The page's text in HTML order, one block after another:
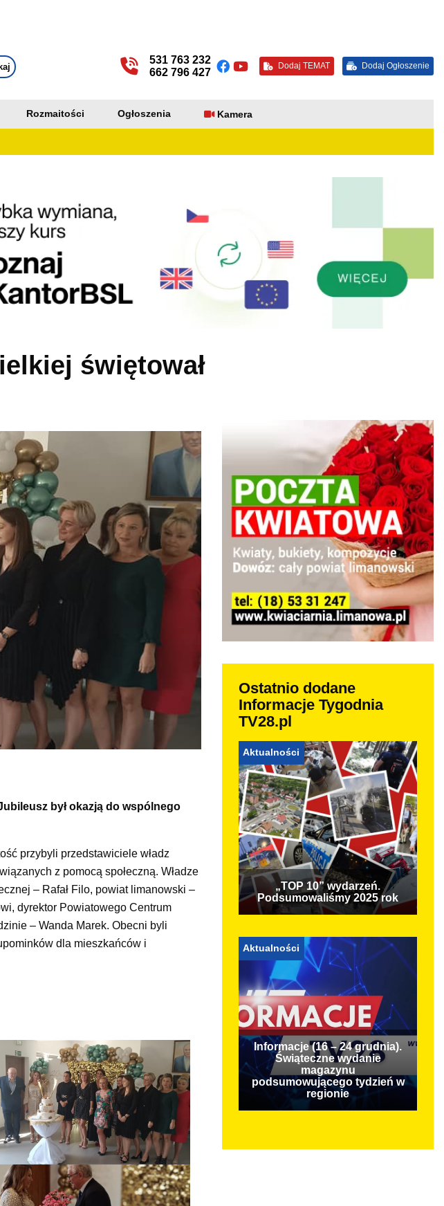
531 763 232
662 796 427
Dodaj TEMAT Dodaj Ogłoszenie
Rozmaitości Ogłoszenia Kamera
świętował
był okazją do wspólnego
przybyli przedstawiciele władz
z pomocą społeczną. Władze
– Rafał Filo, powiat limanowski –
dyrektor Powiatowego Centrum
– Wanda Marek. Obecni byli
dla mieszkańców i
Ostatnio dodane
Informacje Tygodnia
TV28.pl
Aktualności
„TOP 10” wydarzeń.
Podsumowaliśmy 2025 rok
Aktualności
Informacje (16 – 24 grudnia).
Świąteczne wydanie
magazynu
podsumowującego tydzień w
regionie